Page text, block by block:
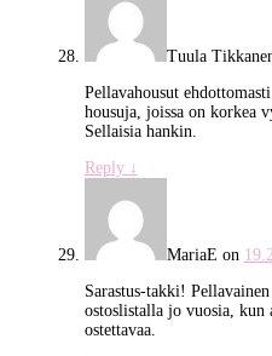
Tuula
Pellavahousut
housuja, joissa on korkea
Sellaisia hankin.
Reply ↓
MariaE on
Sarastus-takki!
ostoslistalla jo vuosia, kun
ostettavaa.